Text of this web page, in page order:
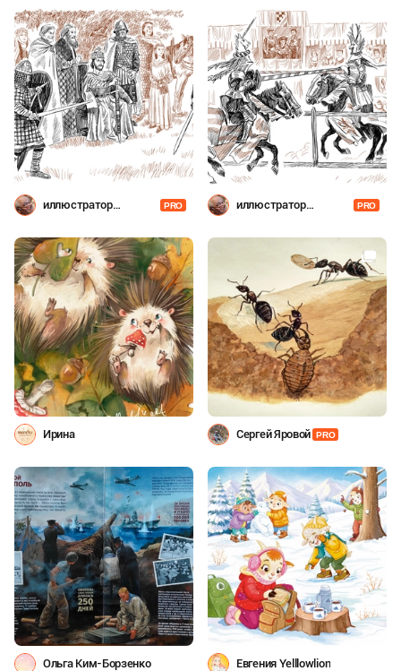
иллюстратор
PRO
иллюстратор
PRO
Ирина Сергей Яровой PRO
Ольга Ким-Борзенко Евгения Yelllowlion